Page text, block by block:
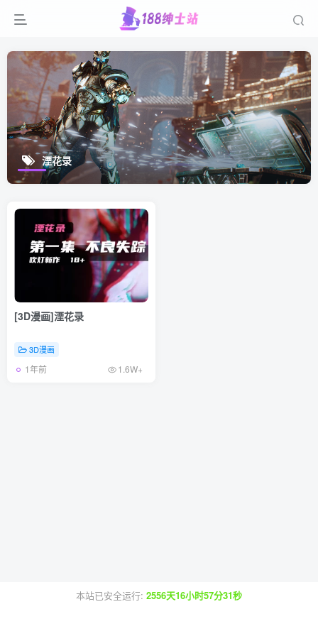
湮花录
[3D漫画]湮花录
3D漫画
1年前 1.6W+
本站已安全运行: 2556天16小时57分31秒